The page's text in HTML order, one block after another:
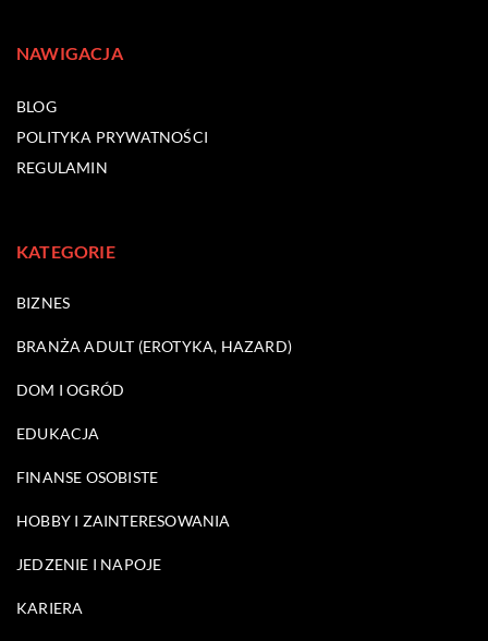
NAWIGACJA
BLOG
POLITYKA PRYWATNOŚCI
REGULAMIN
KATEGORIE
BIZNES
BRANŻA ADULT (EROTYKA, HAZARD)
DOM I OGRÓD
EDUKACJA
FINANSE OSOBISTE
HOBBY I ZAINTERESOWANIA
JEDZENIE I NAPOJE
KARIERA